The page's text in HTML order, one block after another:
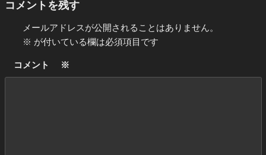
コメントを残す
メールアドレスが公開されることはありません。
※ が付いている欄は必須項目です
コメント ※